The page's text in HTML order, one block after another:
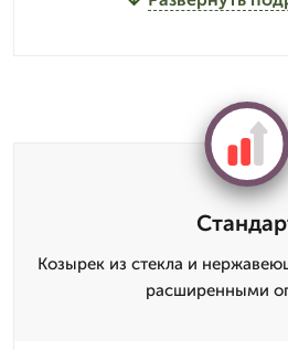
Козырек из стекла и
расширенными